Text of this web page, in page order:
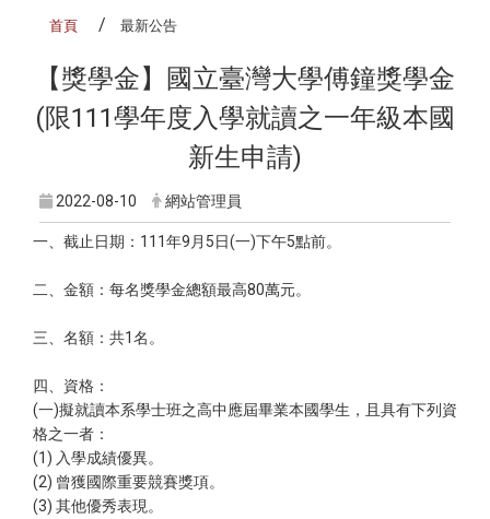
首頁 最新公告
【獎學金】國立臺灣大學傅鐘獎學金
(限111學年度入學就讀之一年級本國
新生申請)
2022-08-10 網站管理員
一、截止日期：111年9月5日(一)下午5點前。
二、金額：每名獎學金總額最高80萬元。
三、名額：共1名。
四、資格：
(一)擬就讀本系學士班之高中應屆畢業本國學生，且具有下列資
格之一者：
(1) 入學成績優異。
(2) 曾獲國際重要競賽獎項。
(3) 其他優秀表現。